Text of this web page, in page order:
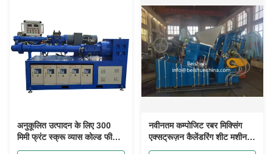
अनुकूलित उत्पादन के लिए 300
मिमी फ्रंट स्क्रू व्यास कोल्ड फीड
रबर एक्सट्रूडर मशीन
नवीनतम कम्पोजिट रबर मिक्सिंग
एक्सट्रूज़न कैलेंडरिंग शीट मशीन /
रबर रोलर हेड एक्सट्रूडर